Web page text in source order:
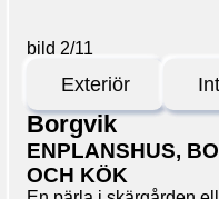
bild 2/11
Exteriör
Borgvik
ENPLANSHUS,
OCH KÖK